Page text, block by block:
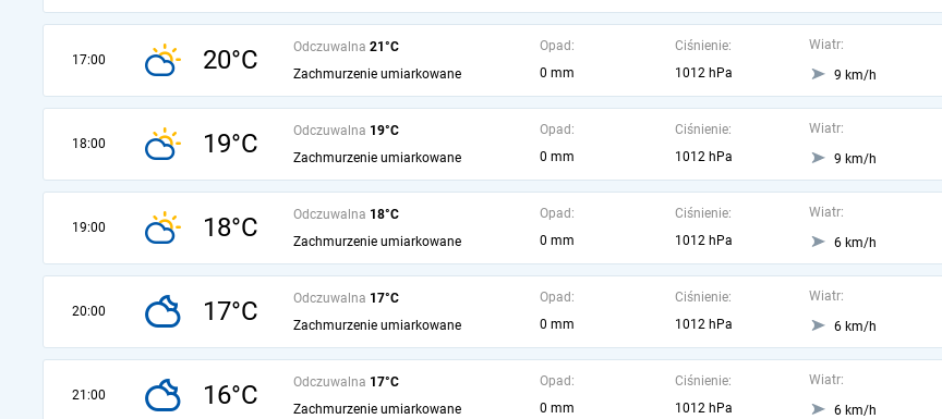
17:00 20°C Odczuwalna 21°C
Zachmurzenie umiarkowane
Opad:
0 mm
Ciśnienie:
1012 hPa
Wiatr:
9 km/h
18:00 19°C Odczuwalna 19°C
Zachmurzenie umiarkowane
Opad:
0 mm
Ciśnienie:
1012 hPa
Wiatr:
9 km/h
19:00 18°C Odczuwalna 18°C
Zachmurzenie umiarkowane
Opad:
0 mm
Ciśnienie:
1012 hPa
Wiatr:
6 km/h
20:00 17°C Odczuwalna 17°C
Zachmurzenie umiarkowane
Opad:
0 mm
Ciśnienie:
1012 hPa
Wiatr:
6 km/h
21:00 16°C Odczuwalna 17°C
Zachmurzenie umiarkowane
Opad:
0 mm
Ciśnienie:
1012 hPa
Wiatr:
6 km/h